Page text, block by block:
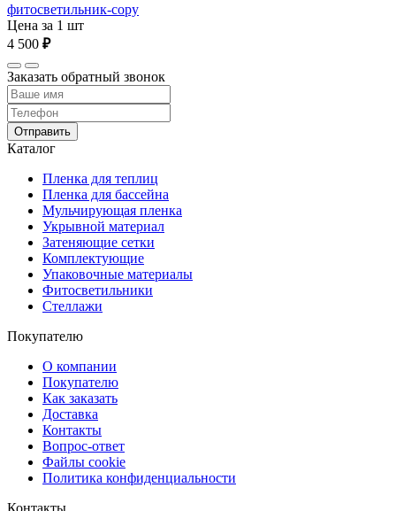
фитосветильник-copy
Цена за 1 шт
4 500 ₽
Заказать обратный звонок
Отправить
Каталог
Пленка для теплиц
Пленка для бассейна
Мульчирующая пленка
Укрывной материал
Затеняющие сетки
Комплектующие
Упаковочные материалы
Фитосветильники
Стеллажи
Покупателю
О компании
Покупателю
Как заказать
Доставка
Контакты
Вопрос-ответ
Файлы cookie
Политика конфиденциальности
Контакты